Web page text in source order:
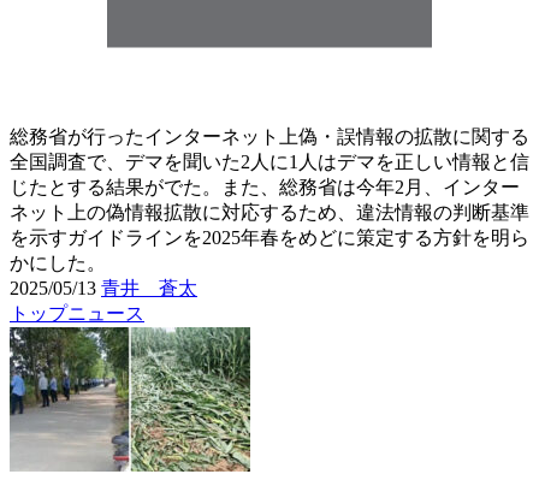
総務省が行ったインターネット上偽・誤情報の拡散に関する
全国調査で、デマを聞いた2人に1人はデマを正しい情報と信
じたとする結果がでた。また、総務省は今年2月、インター
ネット上の偽情報拡散に対応するため、違法情報の判断基準
を示すガイドラインを2025年春をめどに策定する方針を明ら
かにした。
2025/05/13 青井 蒼太
トップニュース